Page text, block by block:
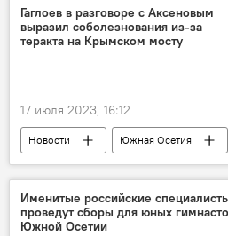
Кавказ
Гаглоев в разговоре с Аксеновым
выразил соболезнования из-за
теракта на Крымском мосту
17 июля 2023, 16:12
Новости
Южная Осетия
Президент Южной Осетии
Олег Гаглоев
Общество
Цхинвал
Алан Гаглоев
Именитые российские
проведут сборы для юных
Южной Осетии